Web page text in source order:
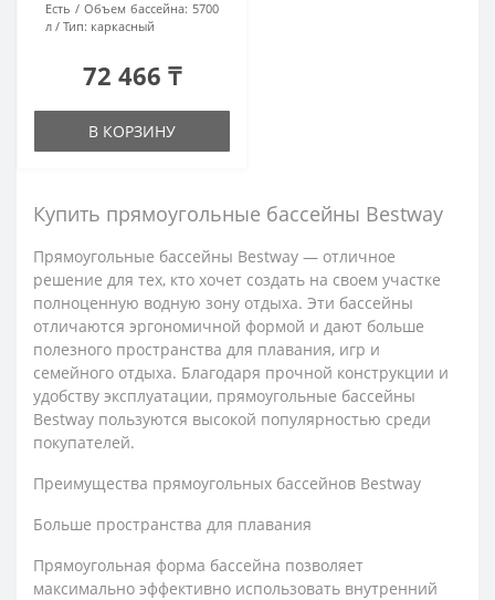
Есть Объем бассейна: 5700
л
Тип: каркасный
72 466 ₸
В КОРЗИНУ
Купить прямоугольные бассейны Bestway
Прямоугольные бассейны Bestway — отличное
решение для тех, кто хочет создать на своем участке
полноценную водную зону отдыха. Эти бассейны
отличаются эргономичной формой и дают больше
полезного пространства для плавания, игр и
семейного отдыха. Благодаря прочной конструкции и
удобству эксплуатации, прямоугольные бассейны
Bestway пользуются высокой популярностью среди
покупателей.
Преимущества прямоугольных бассейнов Bestway
Больше пространства для плавания
Прямоугольная форма бассейна позволяет
максимально эффективно использовать внутренний